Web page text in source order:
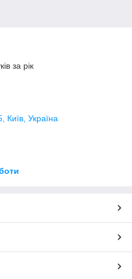
за рік
Київ, Україна